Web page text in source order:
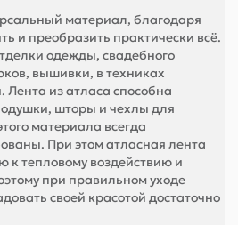
материал, благодаря
и преобразить практически всё.
одежды, свадебного
вышивки, в техниках
из атласа способна
шторы и чехлы для
материала всегда
При этом атласная лента
к тепловому воздействию и
при правильном уходе
своей красотой достаточно